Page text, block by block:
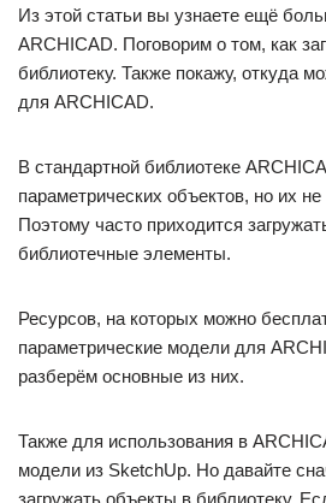
Из этой статьи вы узнаете ещё
ARCHICAD. Поговорим о том, как
библиотеку. Также покажу, откуда
для ARCHICAD.
В стандартной библиотеке
параметрических объектов, но их не
Поэтому часто приходится
библиотечные элементы.
Ресурсов, на которых можно
параметрические модели для
разберём основные из них.
Также для использования в
модели из SketchUp. Но давайте
загружать объекты в библиотеку.